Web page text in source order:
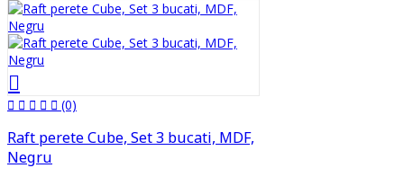
(0)
Raft perete Cube, Set 3 bucati, MDF,
Negru